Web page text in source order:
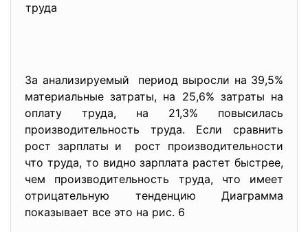
труда
За анализируемый период выросли на 39,5%
материальные затраты, на 25,6% затраты на
оплату труда, на 21,3% повысилась
производительность труда. Если сравнить
рост зарплаты и рост производительности
что труда, то видно зарплата растет быстрее,
чем производительность труда, что имеет
отрицательную тенденцию Диаграмма
показывает все это на рис. 6